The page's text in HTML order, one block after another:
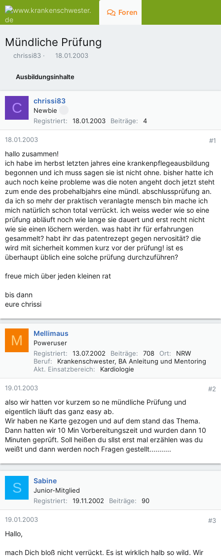
Foren
Mündliche Prüfung
E
e
l
chrissi83
E
s
t
e
l
l
t
18.01.2003
Ausbildungsinhalte
C chrissi83
Newbie
Registriert
18.01.2003 Beiträge 4
18.01.2003 #1
hallo zusammen!
ich habe im herbst letzten jahres eine krankenpflegeausbildung
begonnen und ich muss sagen sie ist nicht ohne. bisher hatte ich
auch noch keine probleme was die noten angeht doch jetzt steht
zum ende des probehalbjahrs eine mündl. abschlussprüfung an.
da ich so mehr der praktisch veranlagte mensch bin mache ich
mich natürlich schon total verrückt. ich weiss weder wie so eine
prüfung abläuft noch wie lange sie dauert und erst recht nicht
wie sie einen löchern werden. was habt ihr für erfahrungen
gesammelt? habt ihr das patentrezept gegen nervosität? die
wird mit sicherheit kommen kurz vor der prüfung! ist es
überhaupt üblich eine solche prüfung durchzuführen?
freue mich über jeden kleinen rat
bis dann
eure chrissi
M Mellimaus
Poweruser
Registriert
13.07.2002 Beiträge 708 Ort
NRW
Beruf
Krankenschwester, BA Anleitung und Mentoring
Akt. Einsatzbereich
Kardiologie
19.01.2003 #2
also wir hatten vor kurzem so ne mündliche Prüfung und
eigentlich läuft das ganz easy ab.
Wir haben ne Karte gezogen und auf dem stand das Thema.
Dann hatten wir 10 Min Vorbereitungszeit und wurden dann 10
Minuten geprüft. Soll heißen du sllst erst mal erzählen was du
weißt und dann werden noch Fragen gestellt...........
S Sabine
Junior-Mitglied
Registriert
19.11.2002 Beiträge 90
19.01.2003 #3
Hallo,
mach Dich bloß nicht verrückt. Es ist wirklich halb so wild. Wir